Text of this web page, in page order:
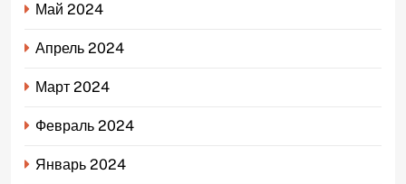
Май 2024
Апрель 2024
Март 2024
Февраль 2024
Январь 2024